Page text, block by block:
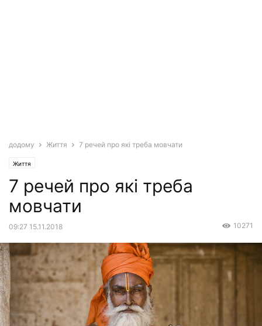
додому Життя 7 речей про які треба мовчати
Життя
7 речей про які треба
мовчати
09:27 15.11.2018 10271